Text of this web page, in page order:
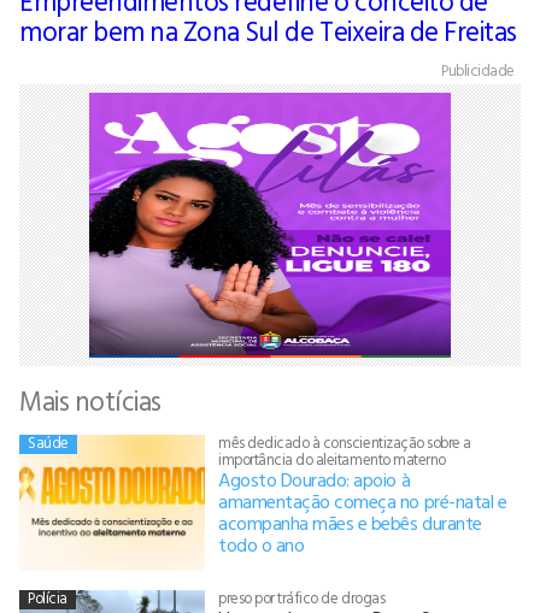
morar bem na Zona Sul de Teixeira de Freitas
Publicidade
Mais notícias
Saúde mês dedicado à conscientização sobre a
importância do aleitamento materno
Agosto Dourado: apoio à
amamentação começa no pré-natal e
acompanha mães e bebês durante
todo o ano
Polícia preso por tráfico de drogas